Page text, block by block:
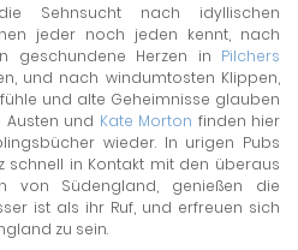
Sehnsucht nach idyllischen
jeder noch jeden kennt, nach
geschundene Herzen in Pilchers
und nach windumtosten Klippen,
und alte Geheimnisse glauben
Austen und Kate Morton finden hier
wieder. In urigen Pubs
schnell in Kontakt mit den überaus
von Südengland, genießen die
ist als ihr Ruf, und erfreuen sich
zu sein.